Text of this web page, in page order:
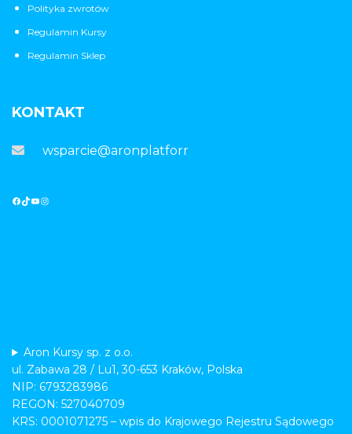
Polityka zwrotów
Regulamin Kursy
Regulamin Sklep
KONTAKT
wsparcie@aronplatforma.pl
Aron Kursy sp. z o.o.
ul. Zabawa 28 / Lu1, 30-653 Kraków, Polska
NIP: 6793283986
REGON: 527040709
KRS: 0001071275 – wpis do Krajowego Rejestru Sądowego